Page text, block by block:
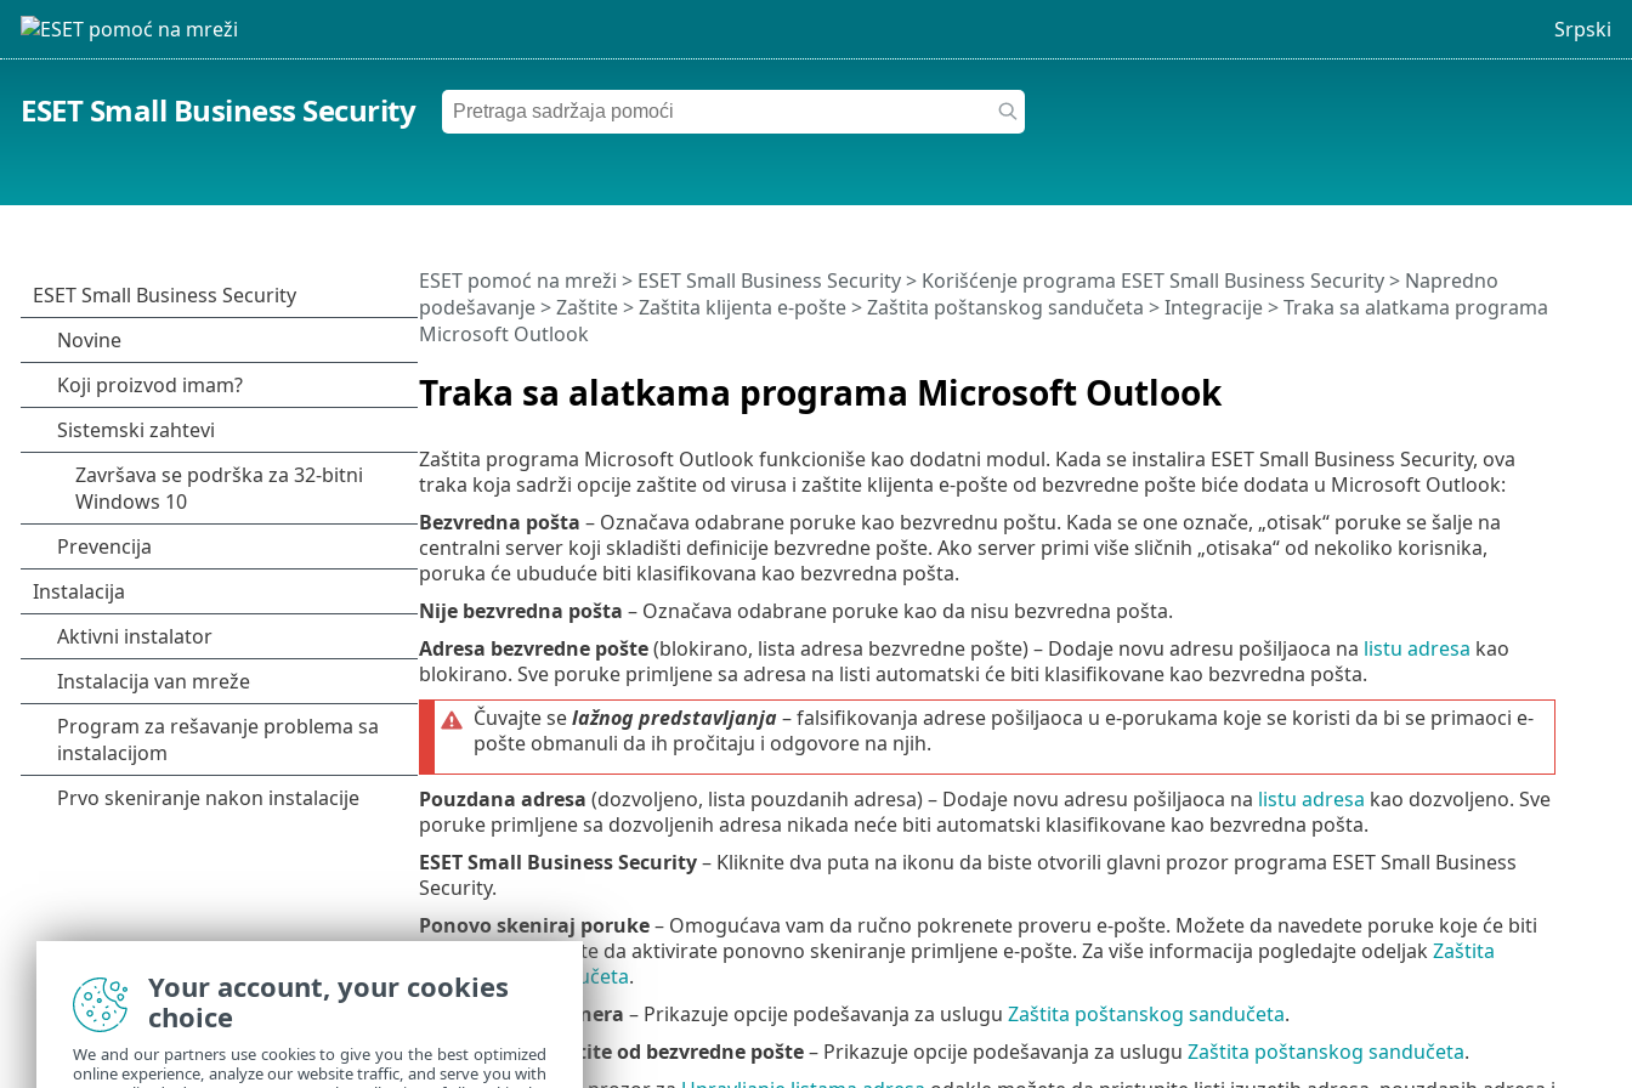
Srpski
ESET Small Business Security
Traka sa alatkama programa Microsoft Outlook
ESET pomoć na mreži > ESET Small Business Security> Korišćenje programa ESET Small Business Security> Napredno
podešavanje>Zaštite>Zaštita klijenta e-pošte>Zaštita poštanskog sandučeta >Integracije> Traka sa alatkama programa
Microsoft Outlook
Zaštita programa Microsoft Outlook funkcioniše kao dodatni modul. Kada se instalira ESET Small Business Security, ova
traka koja sadrži opcije zaštite od virusa i zaštite klijenta e-pošte od bezvredne pošte biće dodata u Microsoft Outlook:
Bezvredna pošta – Označava odabrane poruke kao bezvrednu poštu. Kada se one označe, „otisak“ poruke se šalje na
centralni server koji skladišti definicije bezvredne pošte. Ako server primi više sličnih „otisaka“ od nekoliko korisnika,
poruka će ubuduće biti klasifikovana kao bezvredna pošta.
Nije bezvredna pošta – Označava odabrane poruke kao da nisu bezvredna pošta.
Adresa bezvredne pošte(blokirano, lista adresa bezvredne pošte) – Dodaje novu adresu pošiljaoca na listu adresa kao
blokirano. Sve poruke primljene sa adresa na listi automatski će biti klasifikovane kao bezvredna pošta.
Čuvajte selažnog predstavljanja– falsifikovanja adrese pošiljaoca u e-porukama koje se koristi da bi se primaoci e-
pošte obmanuli da ih pročitaju i odgovore na njih.
Pouzdana adresa (dozvoljeno, lista pouzdanih adresa) – Dodaje novu adresu pošiljaoca na listu adresa kao dozvoljeno. Sve
poruke primljene sa dozvoljenih adresa nikada neće biti automatski klasifikovane kao bezvredna pošta.
ESET Small Business Security– Kliknite dva puta na ikonu da biste otvorili glavni prozor programa ESET Small Business
Security.
Ponovo skeniraj poruke– Omogućava vam da ručno pokrenete proveru e-pošte. Možete da navedete poruke koje će biti
proverene i možete da aktivirate ponovno skeniranje primljene e-pošte. Za više informacija pogledajte odeljak Zaštita
poštanskog sandučeta.
Podešavanje skenera – Prikazuje opcije podešavanja za uslugu Zaštita poštanskog sandučeta.
Podešavanje zaštite od bezvredne pošte– Prikazuje opcije podešavanja za uslugu Zaštita poštanskog sandučeta.
Your account, your cookies
choice
We and our partners use cookies to give you the best optimized
online experience, analyze our website traffic, and serve you with